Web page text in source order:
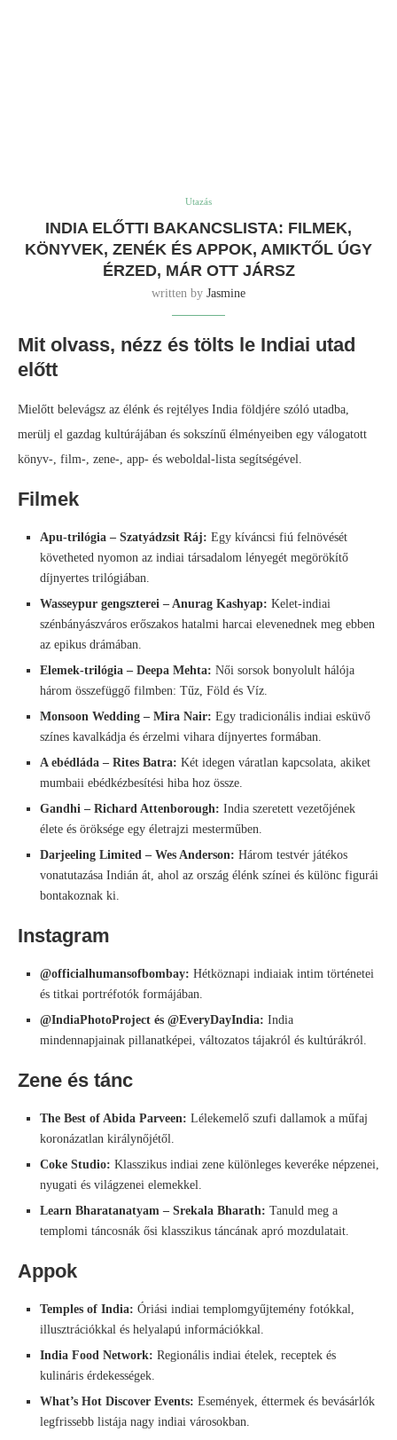
Utazás
INDIA ELŐTTI BAKANCSLISTA: FILMEK,
KÖNYVEK, ZENÉK ÉS APPOK, AMIKTŐL ÚGY
ÉRZED, MÁR OTT JÁRSZ
written by Jasmine
Mit olvass, nézz és tölts le Indiai utad
előtt
Mielőtt belevágsz az élénk és rejtélyes India földjére szóló utadba,
merülj el gazdag kultúrájában és sokszínű élményeiben egy válogatott
könyv-, film-, zene-, app- és weboldal-lista segítségével.
Filmek
Apu-trilógia – Szatyádzsit Ráj: Egy kíváncsi fiú felnövését
követheted nyomon az indiai társadalom lényegét megörökítő
díjnyertes trilógiában.
Wasseypur gengszterei – Anurag Kashyap: Kelet-indiai
szénbányászváros erőszakos hatalmi harcai elevenednek meg ebben
az epikus drámában.
Elemek-trilógia – Deepa Mehta: Női sorsok bonyolult hálója
három összefüggő filmben: Tűz, Föld és Víz.
Monsoon Wedding – Mira Nair: Egy tradicionális indiai esküvő
színes kavalkádja és érzelmi vihara díjnyertes formában.
A ebédláda – Rites Batra: Két idegen váratlan kapcsolata, akiket
mumbaii ebédkézbesítési hiba hoz össze.
Gandhi – Richard Attenborough: India szeretett vezetőjének
élete és öröksége egy életrajzi mesterműben.
Darjeeling Limited – Wes Anderson: Három testvér játékos
vonatutazása Indián át, ahol az ország élénk színei és különc figurái
bontakoznak ki.
Instagram
@officialhumansofbombay: Hétköznapi indiaiak intim történetei
és titkai portréfotók formájában.
@IndiaPhotoProject és @EveryDayIndia: India
mindennapjainak pillanatképei, változatos tájakról és kultúrákról.
Zene és tánc
The Best of Abida Parveen: Lélekemelő szufi dallamok a műfaj
koronázatlan királynőjétől.
Coke Studio: Klasszikus indiai zene különleges keveréke népzenei,
nyugati és világzenei elemekkel.
Learn Bharatanatyam – Srekala Bharath: Tanuld meg a
templomi táncosnák ősi klasszikus táncának apró mozdulatait.
Appok
Temples of India: Óriási indiai templomgyűjtemény fotókkal,
illusztrációkkal és helyalapú információkkal.
India Food Network: Regionális indiai ételek, receptek és
kulináris érdekességek.
What’s Hot Discover Events: Események, éttermek és bevásárlók
legfrissebb listája nagy indiai városokban.